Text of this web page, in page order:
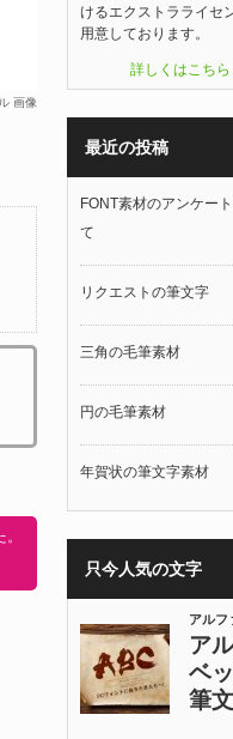
画像
けるエクストラライセ
用意しております。
詳しくはこちら
最近の投稿
FONT素材のアンケー
て
リクエストの筆文字
三角の毛筆素材
円の毛筆素材
年賀状の筆文字素材
只今人気の文字